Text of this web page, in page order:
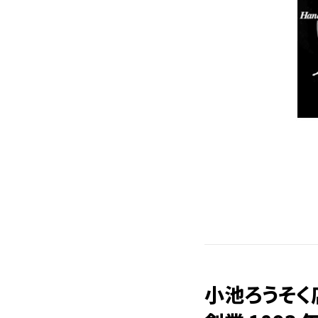
小池ろうそ